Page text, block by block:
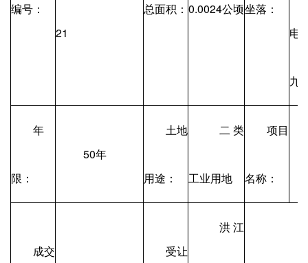
编号：
21
总面积： 0.0024公顷坐落：
电
九
年
限：
50年
土地
用途：
二类
工业用地
项目
名称：
成交 受让
洪江